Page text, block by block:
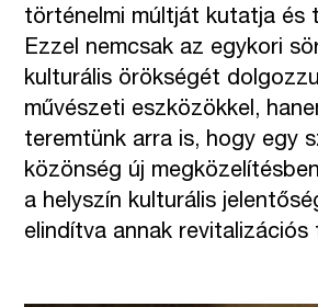
történelmi múltját kutatja és
Ezzel nemcsak az egykori
kulturális örökségét
művészeti eszközökkel,
teremtünk arra is, hogy egy
közönség új
a helyszín kulturális
elindítva annak revitalizációs